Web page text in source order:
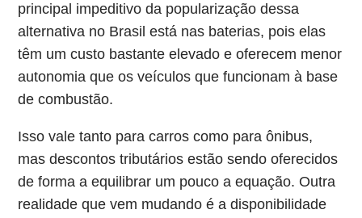
principal impeditivo da popularização dessa
alternativa no Brasil está nas baterias, pois elas
têm um custo bastante elevado e oferecem menor
autonomia que os veículos que funcionam à base
de combustão.
Isso vale tanto para carros como para ônibus,
mas descontos tributários estão sendo oferecidos
de forma a equilibrar um pouco a equação. Outra
realidade que vem mudando é a disponibilidade